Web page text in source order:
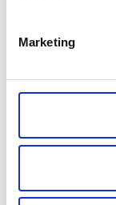
Marketing
soldaterna se
numerärt sett
sig i ett
huvud iväg åt
Sägnen
blivit
därefter. Ännu
Stackelid.